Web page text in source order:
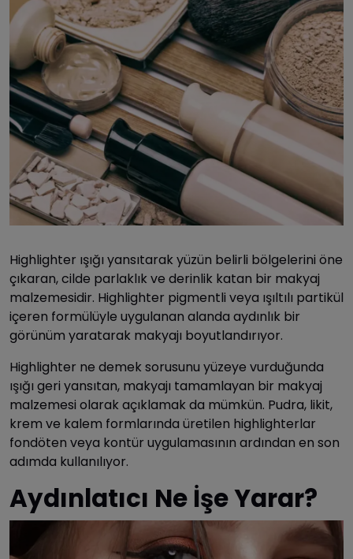
Highlighter ışığı yansıtarak yüzün belirli bölgelerini öne
çıkaran, cilde parlaklık ve derinlik katan bir makyaj
malzemesidir. Highlighter pigmentli veya ışıltılı partikül
içeren formülüyle uygulanan alanda aydınlık bir
görünüm yaratarak makyajı boyutlandırıyor.
Highlighter ne demek sorusunu yüzeye vurduğunda
ışığı geri yansıtan, makyajı tamamlayan bir makyaj
malzemesi olarak açıklamak da mümkün. Pudra, likit,
krem ve kalem formlarında üretilen highlighterlar
fondöten veya kontür uygulamasının ardından en son
adımda kullanılıyor.
Aydınlatıcı Ne İşe Yarar?